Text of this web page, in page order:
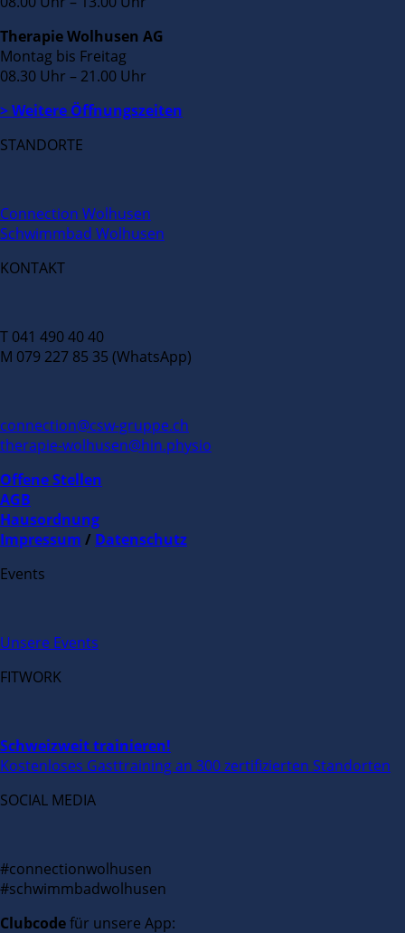
Therapie Wolhusen AG
Montag bis Freitag
08.30 Uhr – 21.00 Uhr
> Weitere Öffnungszeiten
STANDORTE
Connection Wolhusen
Schwimmbad Wolhusen
KONTAKT
T 041 490 40 40
M 079 227 85 35 (WhatsApp)
connection@csw-gruppe.ch
therapie-wolhusen@hin.physio
Offene Stellen
AGB
Hausordnung
Impressum / Datenschutz
Events
Unsere Events
FITWORK
Schweizweit trainieren!
Kostenloses Gasttraining an 300 zertifizierten Standorten
SOCIAL MEDIA
#connectionwolhusen
#schwimmbadwolhusen
Clubcodefür unsere App: